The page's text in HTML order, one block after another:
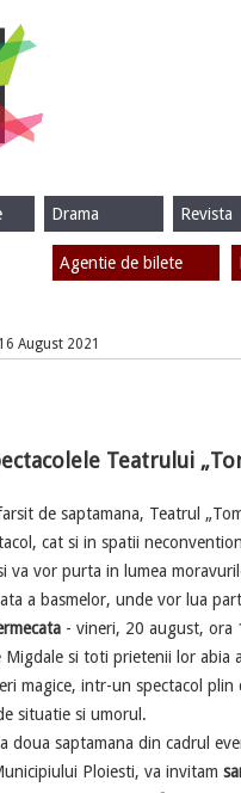
Revista
Drama
Agentie de bilete
August 2021
Teatrului
de saptamana, Teatrul
cat si in spatii
va vor purta in lumea
a basmelor, unde vor lua
- vineri, 20 august, ora
Migdale si toti prietenii lor abia
magice, intr-un spectacol
situatie si umorul.
saptamana din cadrul
Ploiesti, va invitam